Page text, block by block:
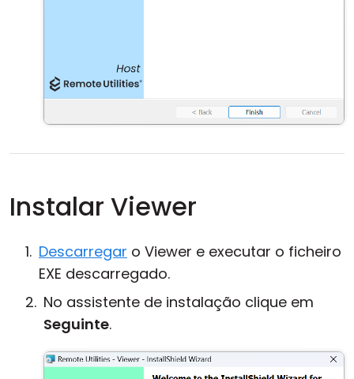
Instalar Viewer
Descarregar o Viewer e executar o ficheiro
EXE descarregado.
No assistente de instalação clique em
Seguinte.